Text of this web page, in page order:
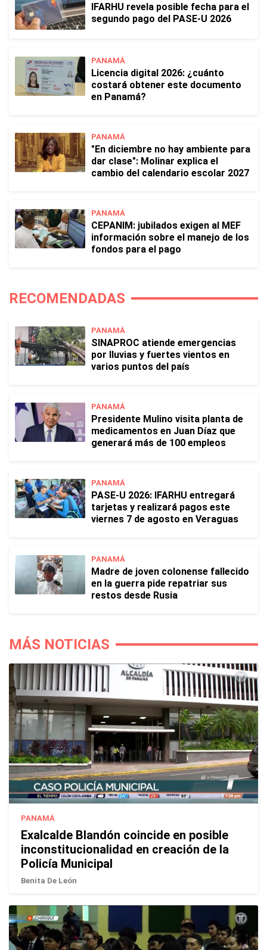
IFARHU revela posible fecha para el
segundo pago del PASE-U 2026
PANAMÁ
Licencia digital 2026: ¿cuánto
costará obtener este documento
en Panamá?
PANAMÁ
"En diciembre no hay ambiente para
dar clase": Molinar explica el
cambio del calendario escolar 2027
PANAMÁ
CEPANIM: jubilados exigen al MEF
información sobre el manejo de los
fondos para el pago
RECOMENDADAS
PANAMÁ
SINAPROC atiende emergencias
por lluvias y fuertes vientos en
varios puntos del país
PANAMÁ
Presidente Mulino visita planta de
medicamentos en Juan Díaz que
generará más de 100 empleos
PANAMÁ
PASE-U 2026: IFARHU entregará
tarjetas y realizará pagos este
viernes 7 de agosto en Veraguas
PANAMÁ
Madre de joven colonense fallecido
en la guerra pide repatriar sus
restos desde Rusia
MÁS NOTICIAS
PANAMÁ
Exalcalde Blandón coincide en posible
inconstitucionalidad en creación de la
Policía Municipal
Benita De León